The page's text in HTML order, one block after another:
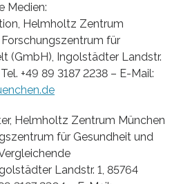
Medien:
Helmholtz Zentrum
für
(GmbH), Ingolstädter Landstr.
+49 89 3187 2238 – E-Mail:
Helmholtz Zentrum München
für Gesundheit und
Landstr. 1, 85764